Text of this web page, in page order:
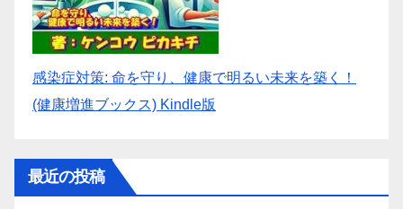
感染症対策: 命を守り、健康で明るい未来を築く！
(健康増進ブックス) Kindle版
最近の投稿